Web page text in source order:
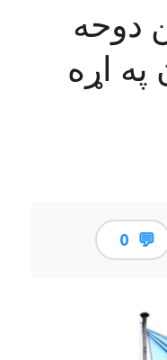
دوحه
اړه
💬
0